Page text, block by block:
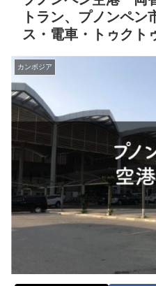
トラン、プノンペ
ス・電車・トゥクト
カンボジア